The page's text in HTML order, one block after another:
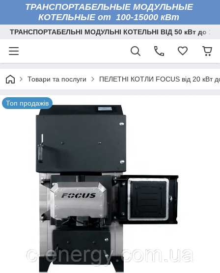
ТРАНСПОРТАБЕЛЬНЫЕ МОДУЛЬНЫЕ
КОТЕЛЬНЫЕ от 100-15000 кВт
ТРАНСПОРТАБЕЛЬНІ МОДУЛЬНІ КОТЕЛЬНІ ВІД 50 кВт до
Товари та послуги ПЕЛЕТНІ КОТЛИ FOCUS від 20 кВт
Топ продажів